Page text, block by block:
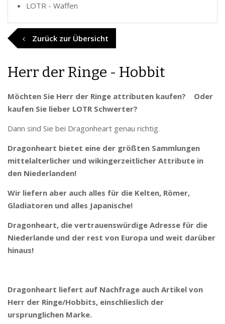
LOTR - Waffen
Zurück zur Übersicht
Herr der Ringe - Hobbit
Möchten Sie Herr der Ringe attributen kaufen? Oder
kaufen Sie lieber LOTR Schwerter?
Dann sind Sie bei Dragonheart genau richtig.
Dragonheart bietet eine der größten Sammlungen
mittelalterlicher und wikingerzeitlicher Attribute in
den Niederlanden!
Wir liefern aber auch alles für die Kelten, Römer,
Gladiatoren und alles Japanische!
Dragonheart, die vertrauenswürdige Adresse für die
Niederlande und der rest von Europa und weit darüber
hinaus!
Dragonheart liefert auf Nachfrage auch Artikel von
Herr der Ringe/Hobbits, einschlieslich der
ursprunglichen Marke.